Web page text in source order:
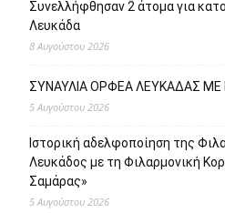
Συνελλήφθησαν 2 άτομα για
Λευκάδα
8 Αυγούστου 2026
ΣΥΝΑΥΛΙΑ ΟΡΦΕΑ ΛΕΥΚΑΔΑΣ
5 Αυγούστου 2026
Ιστορική αδελφοποίηση της
Λευκάδος με τη Φιλαρμονική
Σαμάρας»
5 Αυγούστου 2026